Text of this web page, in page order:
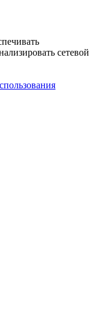
сетевой